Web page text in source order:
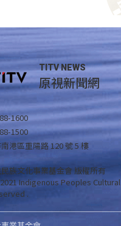
TITV NEWS
原視新聞網
1600
1500
港區重陽路 120 號 5 樓
族文化事業基金會 版權所有
Indigenous Peoples
.